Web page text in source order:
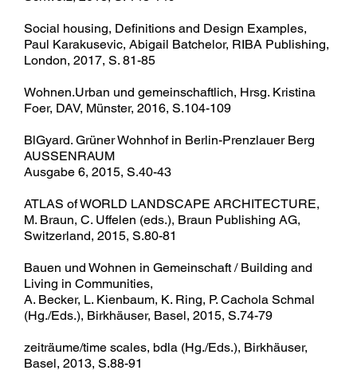
Social housing, Definitions and Design Examples,
Paul Karakusevic, Abigail Batchelor, RIBA Publishing,
London, 2017, S. 81-85
Wohnen.Urban und gemeinschaftlich, Hrsg. Kristina
Foer, DAV, Münster, 2016, S.104-109
BlGyard. Grüner Wohnhof in Berlin-Prenzlauer Berg
AUSSENRAUM
Ausgabe 6, 2015, S.40-43
ATLAS of WORLD LANDSCAPE ARCHITECTURE,
M. Braun, C. Uffelen (eds.), Braun Publishing AG,
Switzerland, 2015, S.80-81
Bauen und Wohnen in Gemeinschaft / Building and
Living in Communities,
A. Becker, L. Kienbaum, K. Ring, P. Cachola Schmal
(Hg./Eds.), Birkhäuser, Basel, 2015, S.74-79
zeiträume/time scales, bdla (Hg./Eds.), Birkhäuser,
Basel, 2013, S.88-91